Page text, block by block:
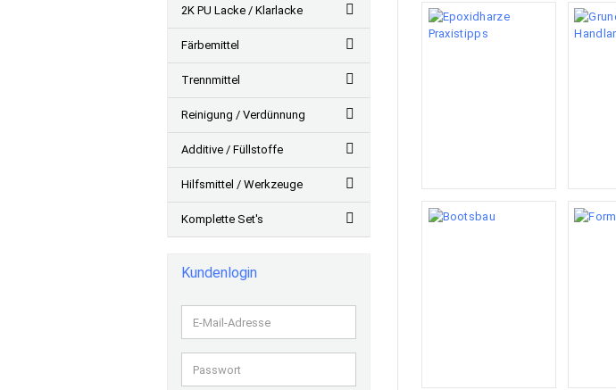
2K PU Lacke / Klarlacke
Färbemittel
Trennmittel
Reinigung / Verdünnung
Additive / Füllstoffe
Hilfsmittel / Werkzeuge
Komplette Set's
Kundenlogin
E-
Mail-
Adresse
Passwort